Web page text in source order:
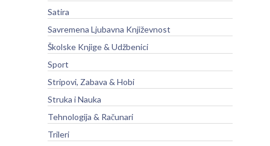
Satira
Savremena Ljubavna Književnost
Školske Knjige & Udžbenici
Sport
Stripovi, Zabava & Hobi
Struka i Nauka
Tehnologija & Računari
Trileri